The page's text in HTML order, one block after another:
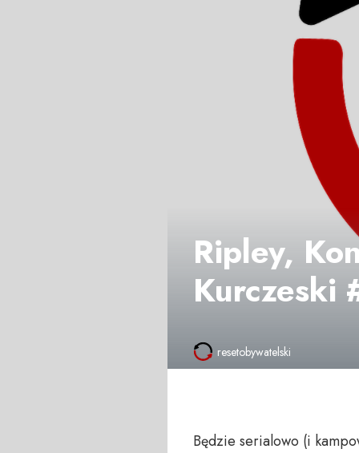
Ripley,
Kurczeski
resetobywatelski
Będzie serialowo (i